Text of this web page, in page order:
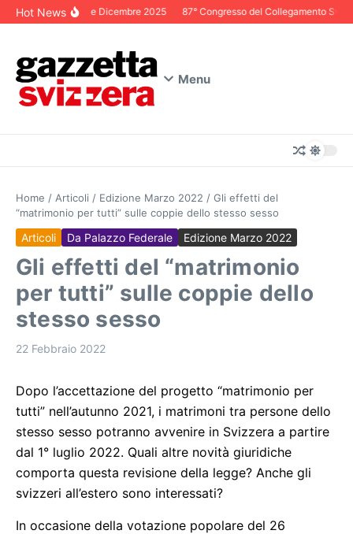
Salta al contenuto
Hot NewsEditoriale Dicembre 2025 87° Congresso del Collegamento
Menu
Home / Articoli / Edizione Marzo 2022 / Gli effetti del
“matrimonio per tutti” sulle coppie dello stesso sesso
Articoli Da Palazzo Federale Edizione Marzo 2022
Gli effetti del “matrimonio
per tutti” sulle coppie dello
stesso sesso
22 Febbraio 2022
Dopo l’accettazione del progetto “matrimonio per
tutti” nell’autunno 2021, i matrimoni tra persone dello
stesso sesso potranno avvenire in Svizzera a partire
dal 1° luglio 2022. Quali altre novità giuridiche
comporta questa revisione della legge? Anche gli
svizzeri all’estero sono interessati?
In occasione della votazione popolare del 26